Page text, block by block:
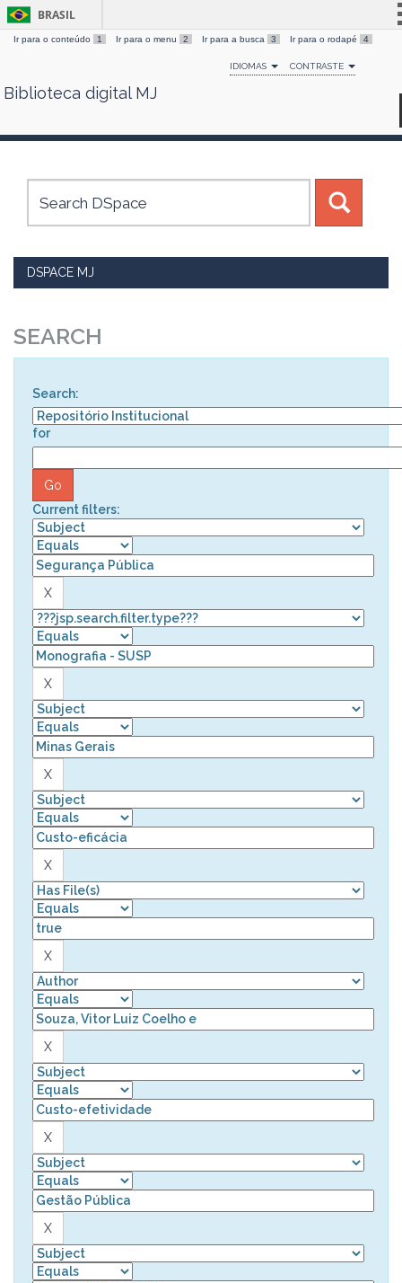
Skip
BRASIL
Simplifique!
Comunica BR
Canais
Ir para o conteúdo 1 Ir para o menu 2 Ir para a busca 3 Ir para o rodapé 4
IDIOMAS CONTRASTE
Biblioteca digital MJ
DSPACE MJ
SEARCH
Search:
for
Current filters: